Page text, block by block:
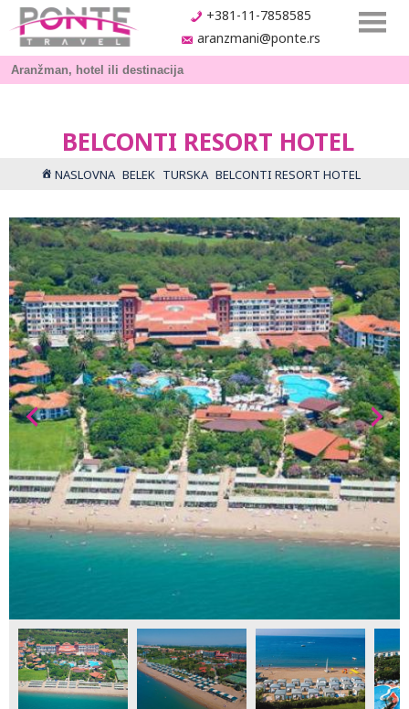
+381-11-7858585
aranzmani@ponte.rs
BELCONTI RESORT HOTEL
NASLOVNA BELEK TURSKA BELCONTI RESORT HOTEL